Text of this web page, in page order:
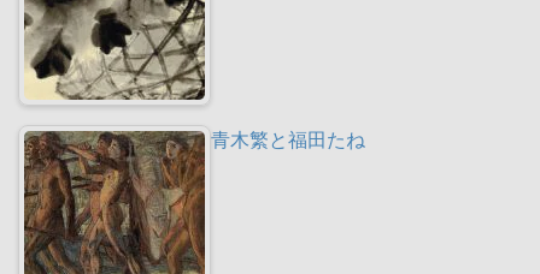
青木繁と福田たね